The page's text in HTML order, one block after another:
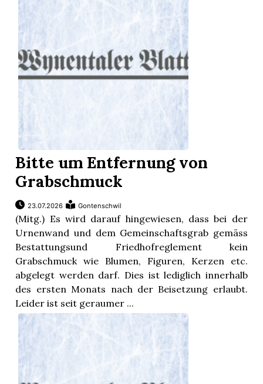
Bitte um Entfernung von
Grabschmuck
23.07.2026 Gontenschwil
(Mitg.) Es wird darauf hingewiesen, dass bei der
Urnenwand und dem Gemeinschaftsgrab gemäss
Bestattungsund Friedhofreglement kein
Grabschmuck wie Blumen, Figuren, Kerzen etc.
abgelegt werden darf. Dies ist lediglich innerhalb
des ersten Monats nach der Beisetzung erlaubt.
Leider ist seit geraumer ...